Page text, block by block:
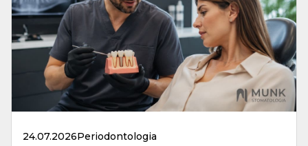
24.07.2026Periodontologia